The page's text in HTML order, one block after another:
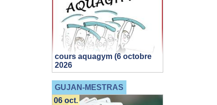
cours aquagym (6 octobre
2026
GUJAN-MESTRAS
06 oct.